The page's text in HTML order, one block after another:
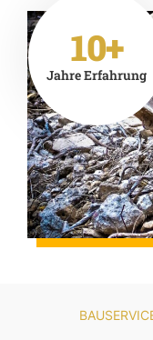
10+
Jahre Erfahrung